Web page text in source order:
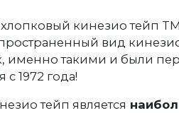
кинезио тейп
вид
именно такими и были
1972 года!
тейп является